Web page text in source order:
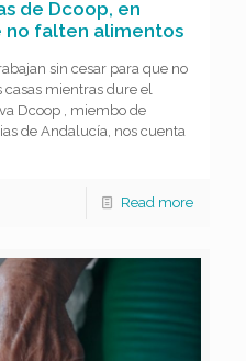
de Dcoop, en
no falten alimentos
sin cesar para que no
casas mientras dure el
Dcoop , miembo de
de Andalucía, nos cuenta
Read more